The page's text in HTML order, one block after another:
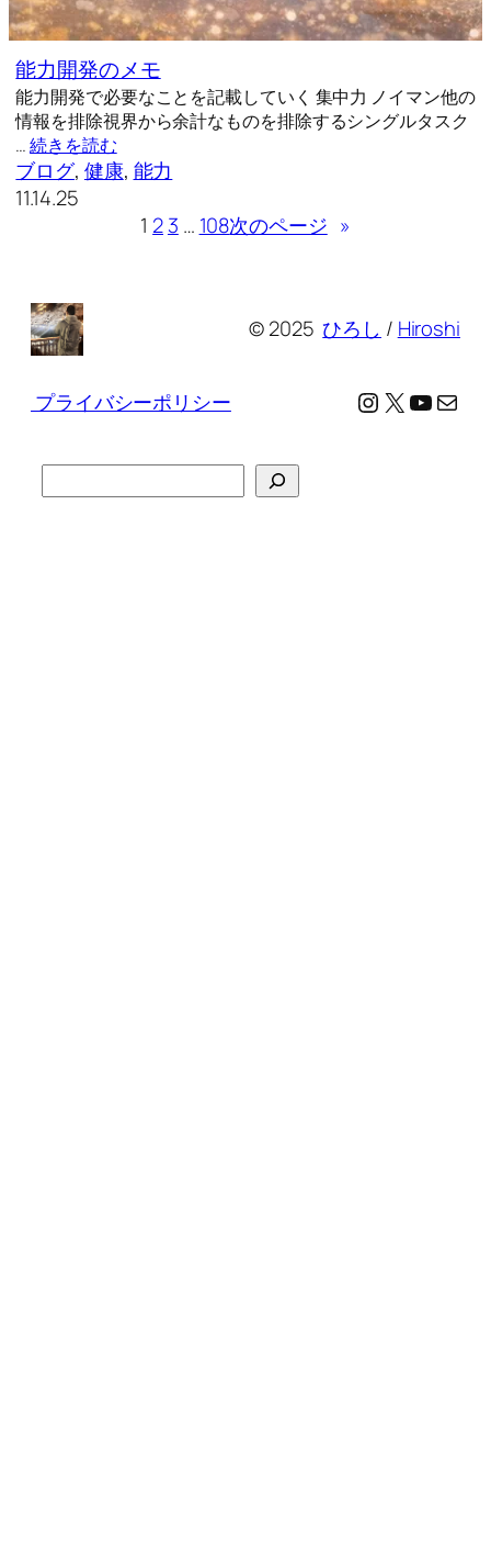
能力開発のメモ
能力開発で必要なことを記載していく 集中力 ノイマン他の
情報を排除視界から余計なものを排除するシングルタスク
…続きを読む
ブログ, 健康, 能力
11.14.25
1 23 … 108次のページ »
© 2025ひろし / Hiroshi
プライバシーポリシー Instagram
X メール
索